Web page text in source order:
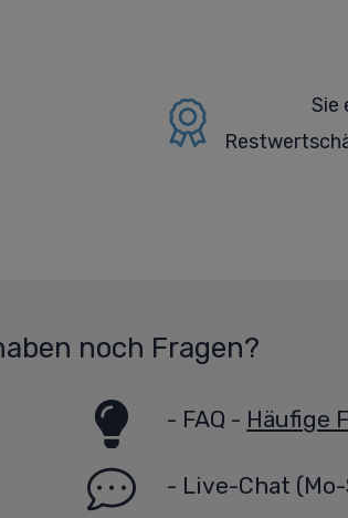
Sie
noch Fragen?
- FAQ - Häufige
- Live-Chat